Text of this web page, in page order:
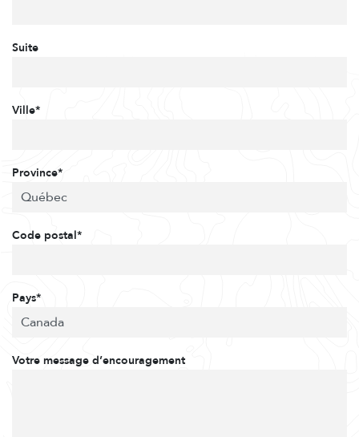
Suite
Ville*
Province*
Code postal*
Pays*
Votre message d’encouragement